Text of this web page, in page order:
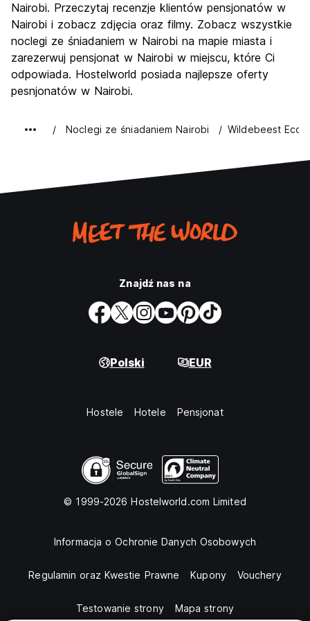
Imprezy
5.7
Najlepsza wartość
6.1
Nairobi. Przeczytaj recenzje klientów pensjonatów w
Nairobi i zobacz zdjęcia oraz filmy. Zobacz wszystkie
noclegi ze śniadaniem w Nairobi na mapie miasta i
zarezerwuj pensjonat w Nairobi w miejscu, które Ci
odpowiada. Hostelworld posiada najlepsze oferty
pesnjonatów w Nairobi.
Noclegi ze śniadaniem Nairobi Wildebeest Eco
Znajdź nas na
Polski EUR
Hostele Hotele Pensjonat
© 1999-2026 Hostelworld.com Limited
Informacja o Ochronie Danych Osobowych
Regulamin oraz Kwestie Prawne Kupony Vouchery
Testowanie strony Mapa strony